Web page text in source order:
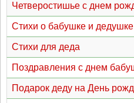
Четверостишье с днем
Стихи о бабушке и дедушке
Стихи для деда
Поздравления с днем
Подарок деду на День